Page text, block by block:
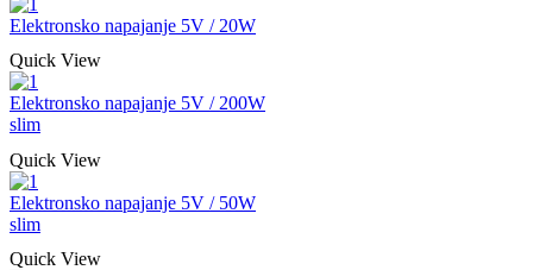
Elektronsko napajanje 5V / 20W
Quick View
Elektronsko napajanje 5V / 200W
slim
Quick View
Elektronsko napajanje 5V / 50W
slim
Quick View